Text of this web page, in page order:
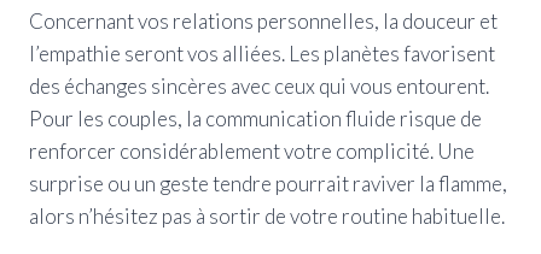
Concernant vos relations personnelles, la douceur et
l’empathie seront vos alliées. Les planètes favorisent
des échanges sincères avec ceux qui vous entourent.
Pour les couples, la communication fluide risque de
renforcer considérablement votre complicité. Une
surprise ou un geste tendre pourrait raviver la flamme,
alors n’hésitez pas à sortir de votre routine habituelle.